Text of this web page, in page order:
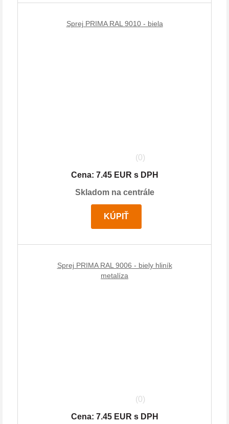
Sprej PRIMA RAL 9010 - biela
(0)
Cena: 7.45 EUR s DPH
Skladom na centrále
KÚPIŤ
Sprej PRIMA RAL 9006 - biely hliník
metalíza
(0)
Cena: 7.45 EUR s DPH